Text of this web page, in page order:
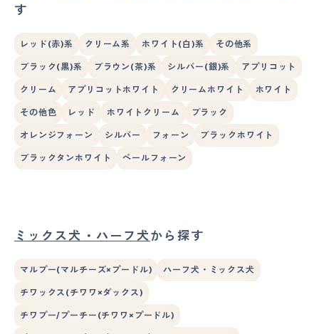
す
レッド(赤)系 クリーム系 ホワイト(白)系 その他系
ブラック(黒)系 ブラウン(茶)系 シルバー(銀)系 アプリコット
クリーム アプリコットホワイト クリームホワイト ホワイト
その他色 レッド ホワイトクリーム ブラック
オレンジフォーン シルバー フォーン ブラックホワイト
ブラックタンホワイト ペールフォーン
ミックス犬・ハーフ犬から探す
マルプー(マルチーズ×プードル) ハーフ犬・ミックス犬
チワックス(チワワ×ダックス)
チワプー/プーチー(チワワ×プードル)